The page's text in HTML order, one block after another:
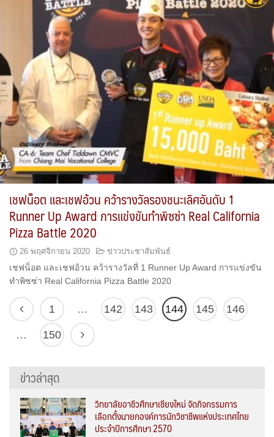
เชฟน็อต และเชฟอ้วน คว้ารางวัลรองชนะเลิศอันดับ 1
Runner Up Award การแข่งขันทำพิซซ่า Real California
Pizza Battle 2020
26 พฤศจิกายน 2020 ข่าวประชาสัมพันธ์
เชฟน็อต และเชฟอ้วน คว้ารางวัลที่ 1 Runner Up Award การแข่งขัน
ทำพิซซ่า Real California Pizza Battle 2020
1 … 142 143 144 145 146
… 150
ข่าวล่าสุด
วิทยาลัยอาชีวศึกษาเชียงใหม่ จัดกิจกรรมการ
เลือกตั้งนายกองค์การนักวิชาชีพแห่งประเทศไทย
ประจำปีการศึกษา 2570